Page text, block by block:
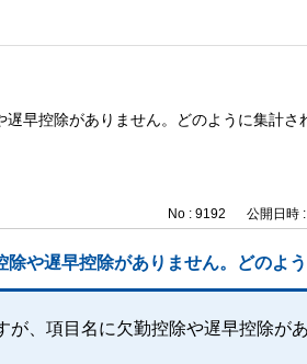
早控除がありません。どのように集計さ
No : 9192 公開日時
や遅早控除がありません。どのよ
が、項目名に欠勤控除や遅早控除が